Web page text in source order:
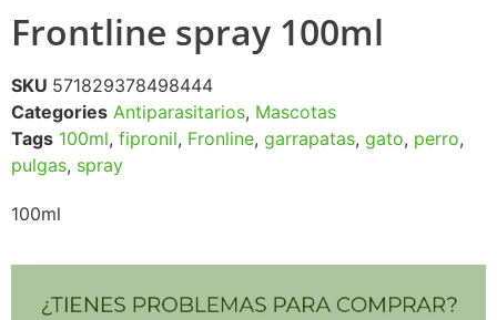
Frontline spray 100ml
SKU 571829378498444
Categories Antiparasitarios, Mascotas
Tags 100ml, fipronil, Fronline, garrapatas, gato, perro,
pulgas, spray
100ml